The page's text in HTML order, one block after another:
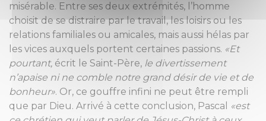
misérable. Entre ses deux extrémités, l’homme
choisit de se distraire par le travail, les loisirs ou les
relations familiales ou amicales, mais aussi hélas par
les vices auxquels portent certaines passions. «Et
pourtant, écrit le Saint-Père, le divertissement
n’apaise ni ne comble notre grand désir de vie et de
bonheur». Or, ce gouffre infini ne peut être rempli
que par Dieu. Arrivé à cette conclusion, Pascal
«est